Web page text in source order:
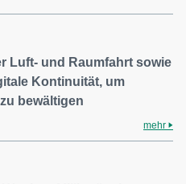
Luft- und Raumfahrt sowie
Kontinuität, um
bewältigen
mehr